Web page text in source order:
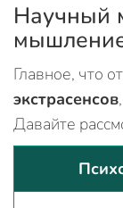
Научный
Главное, что
экстрасенсов
Давайте